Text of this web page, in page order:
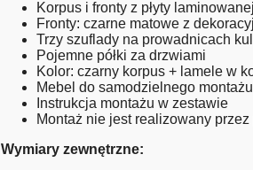
Korpus i fronty z płyty
Fronty: czarne matowe z
Trzy szuflady na prowadnicach
Pojemne półki za drzwiami
Kolor: czarny korpus + lamele w
Mebel do samodzielnego montażu
Instrukcja montażu w zestawie
Montaż nie jest realizowany
Wymiary zewnętrzne: